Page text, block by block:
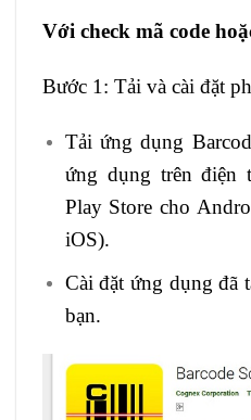
Với check mã code
Bước 1: Tải và cài đặt
Tải ứng dụng
ứng dụng trên điện
Play Store cho
iOS).
Cài đặt ứng dụng đã
bạn.